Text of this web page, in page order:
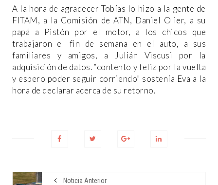
A la hora de agradecer Tobías lo hizo a la gente de
FITAM, a la Comisión de ATN, Daniel Olier, a su
papá a Pistón por el motor, a los chicos que
trabajaron el fin de semana en el auto, a sus
familiares y amigos, a Julián Viscusi por la
adquisición de datos. “contento y feliz por la vuelta
y espero poder seguir corriendo” sostenía Eva a la
hora de declarar acerca de su retorno.
Noticia Anterior